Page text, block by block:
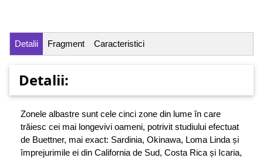
Detalii Fragment Caracteristici
Detalii:
Zonele albastre sunt cele cinci zone din lume în care
trăiesc cei mai longevivi oameni, potrivit studiului efectuat
de Buettner, mai exact: Sardinia, Okinawa, Loma Linda și
împrejurimile ei din California de Sud, Costa Rica și Icaria,